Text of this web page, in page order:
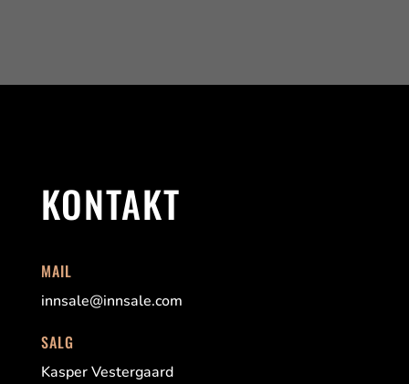
KONTAKT
MAIL
innsale@innsale.com
SALG
Kasper Vestergaard